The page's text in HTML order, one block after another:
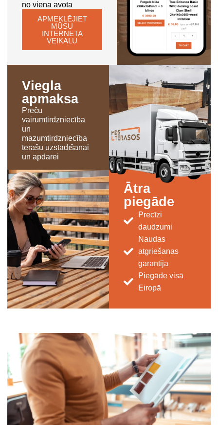
no viena avota
APMEKLĒJIET
MŪSU
INTERNETA
VEIKALU
Viegla
apmaksa
Preču
vairumtirdzniecība
un
mazumtirdzniecība
terašu uzstādīšanai
un apdarei
Ātra
piegāde
Precīzi
daudzumi
Naudas
atgriešanas
garantija
Piegāde visā
Eiropā